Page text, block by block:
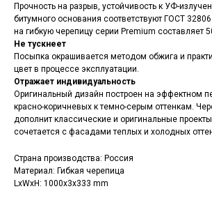
Прочность на разрыв, устойчивость к УФ-
битумного основания соответствуют ГОСТ
на гибкую черепицу серии Premium составляет
Не тускнеет
Посыпка окрашивается методом обжига и
цвет в процессе эксплуатации.
Отражает индивидуальность
Оригинальный дизайн построен на эффектном
красно-коричневых к темно-серым оттенкам.
дополнит классические и оригинальные
сочетается с фасадами теплых и холодных
Страна производства: Россия
Материал: Гибкая черепица
LxWxH: 1000x3x333 mm